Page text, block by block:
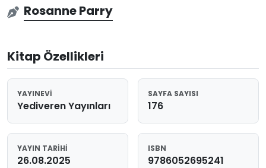
Rosanne Parry
Kitap Özellikleri
YAYINEVI
Yediveren Yayınları
SAYFA SAYISI
176
YAYIN TARIHI
26.08.2025
ISBN
9786052695241